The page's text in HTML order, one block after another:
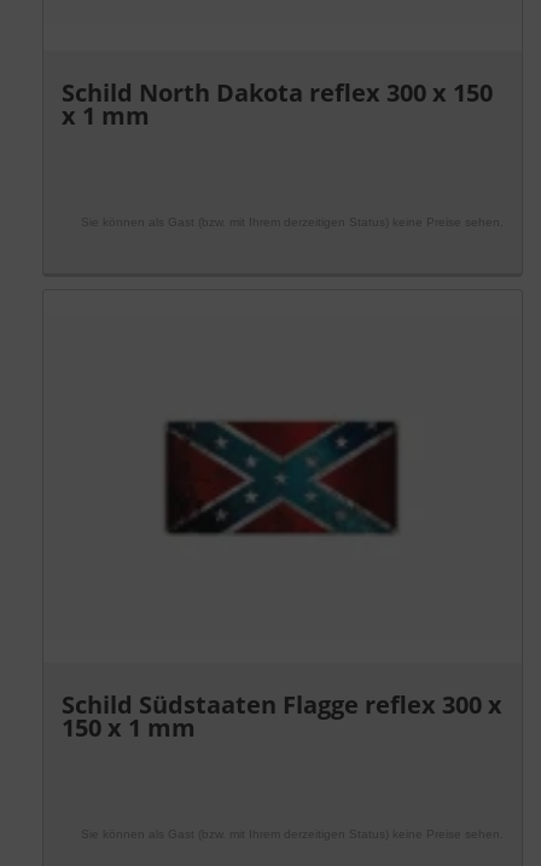
Schild North Dakota reflex 300 x 150
x 1 mm
Sie können als Gast (bzw. mit Ihrem derzeitigen Status) keine Preise sehen.
Schild Südstaaten Flagge reflex 300 x
150 x 1 mm
Sie können als Gast (bzw. mit Ihrem derzeitigen Status) keine Preise sehen.